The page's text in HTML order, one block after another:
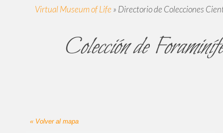
Virtual Museum of Life » Directorio de Colecciones
Colección de
« Volver al mapa